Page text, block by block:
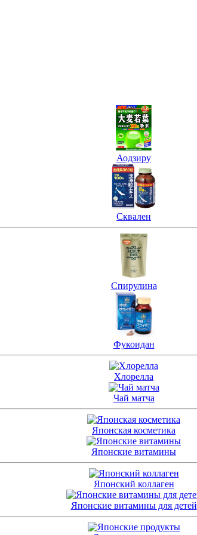
Аодзиру
Сквален
Спирулина
Фукоидан
Хлорелла
Чай матча
Японская косметика
Японские витамины
Японский коллаген
Японские витамины для детей